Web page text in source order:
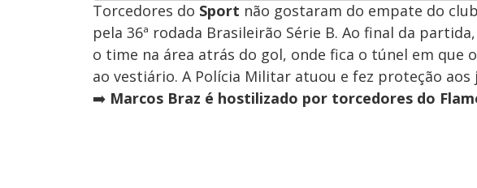
Torcedores do Sport não gostaram do empate do
pela 36ª rodada Brasileirão Série B. Ao final da
o time na área atrás do gol, onde fica o túnel em que
ao vestiário. A Polícia Militar atuou e fez proteção aos
➡️ Marcos Braz é hostilizado por torcedores do